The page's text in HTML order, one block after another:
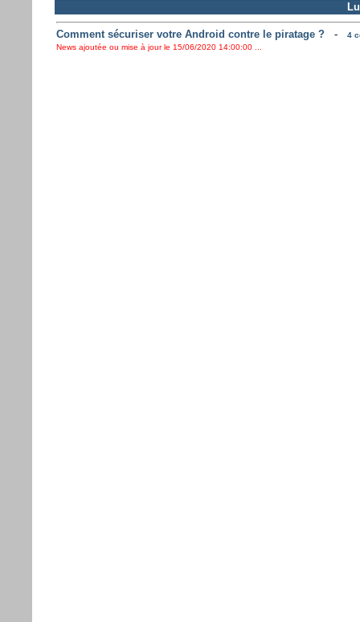
Comment sécuriser votre Android contre le piratage ?-
4
News ajoutée ou mise à jour le 15/06/2020 14:00:00 ...